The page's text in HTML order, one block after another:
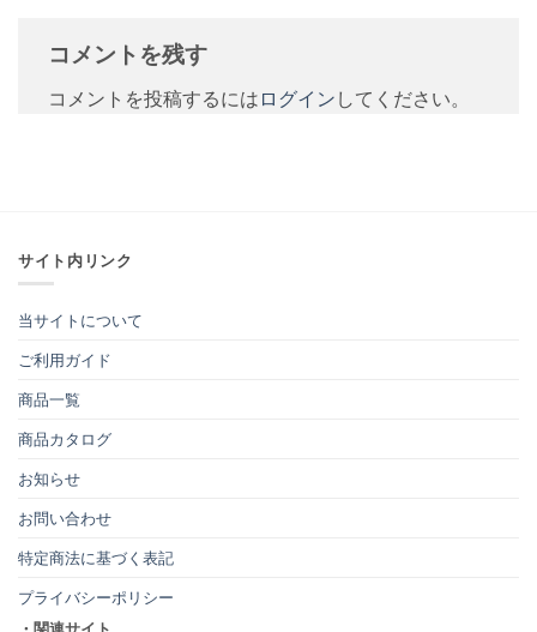
コメントを残す
コメントを投稿するには ログイン してください。
サイト内リンク
当サイトについて
ご利用ガイド
商品一覧
商品カタログ
お知らせ
お問い合わせ
特定商法に基づく表記
プライバシーポリシー